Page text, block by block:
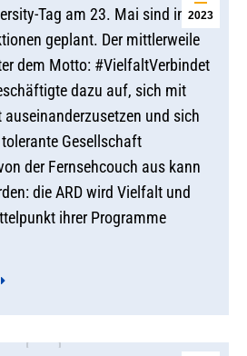
2023
Tag am 23. Mai sind in
geplant. Der mittlerweile
dem Motto: #VielfaltVerbindet
dazu auf, sich mit
und sich
Gesellschaft
der Fernsehcouch aus kann
die ARD wird Vielfalt und
ihrer Programme